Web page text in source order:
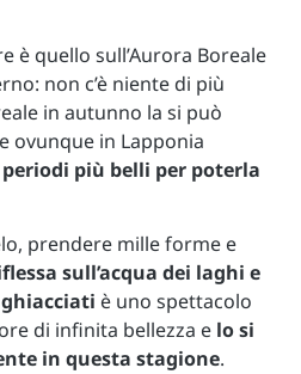
è quello sull’Aurora Boreale
non c’è niente di più
in autunno la si può
ovunque in Lapponia
più belli per poterla
prendere mille forme e
sull’acqua dei laghi e
è uno spettacolo
di infinita bellezza e lo si
in questa stagione.